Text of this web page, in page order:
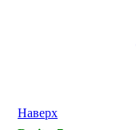
Наверх